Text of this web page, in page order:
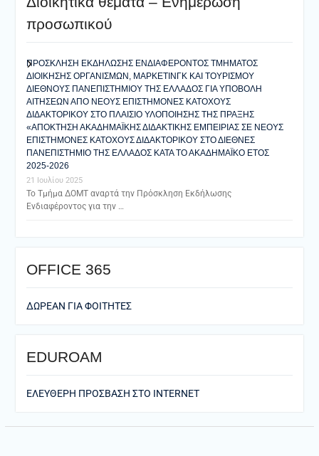
προσωπικού
ΠΡΟΣΚΛΗΣΗ ΕΚΔΗΛΩΣΗΣ ΕΝΔΙΑΦΕΡΟΝΤΟΣ ΤΜΗΜΑΤΟΣ
ΔΙΟΙΚΗΣΗΣ ΟΡΓΑΝΙΣΜΩΝ, ΜΑΡΚΕΤΙΝΓΚ ΚΑΙ ΤΟΥΡΙΣΜΟΥ
ΔΙΕΘΝΟΥΣ ΠΑΝΕΠΙΣΤΗΜΙΟΥ ΤΗΣ ΕΛΛΑΔΟΣ ΓΙΑ ΥΠΟΒΟΛΗ
ΑΙΤΗΣΕΩΝ ΑΠΟ ΝΕΟΥΣ ΕΠΙΣΤΗΜΟΝΕΣ ΚΑΤΟΧΟΥΣ
ΔΙΔΑΚΤΟΡΙΚΟΥ ΣΤΟ ΠΛΑΙΣΙΟ ΥΛΟΠΟΙΗΣΗΣ ΤΗΣ ΠΡΑΞΗΣ
«ΑΠΟΚΤΗΣΗ ΑΚΑΔΗΜΑΪΚΗΣ ΔΙΔΑΚΤΙΚΗΣ ΕΜΠΕΙΡΙΑΣ ΣΕ ΝΕΟΥΣ
ΕΠΙΣΤΗΜΟΝΕΣ ΚΑΤΟΧΟΥΣ ΔΙΔΑΚΤΟΡΙΚΟΥ ΣΤΟ ΔΙΕΘΝΕΣ
ΠΑΝΕΠΙΣΤΗΜΙΟ ΤΗΣ ΕΛΛΑΔΟΣ ΚΑΤΑ ΤΟ ΑΚΑΔΗΜΑΪΚΟ ΕΤΟΣ
2025-2026
21 Ιουλίου 2025
Το Τμήμα ΔΟΜΤ αναρτά την Πρόσκληση Εκδήλωσης
Ενδιαφέροντος για την …
ΟFFICE 365
ΔΩΡΕΑΝ ΓΙΑ ΦΟΙΤΗΤΕΣ
EDUROAM
ΕΛΕΥΘΕΡΗ ΠΡΟΣΒΑΣΗ ΣΤΟ ΙΝΤΕRNET